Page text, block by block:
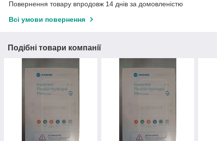
Повернення товару впродовж 14 днів за домовленістю
Всі умови повернення
Подібні товари компанії